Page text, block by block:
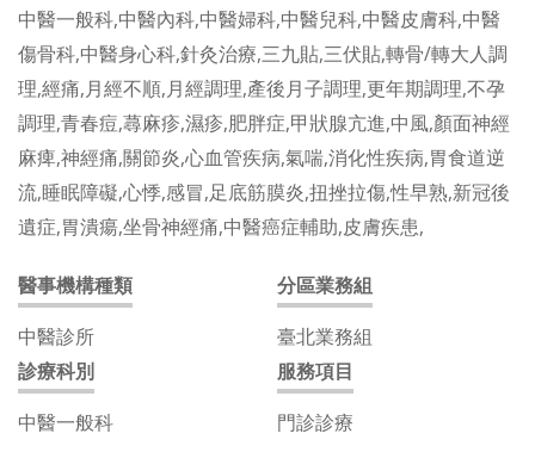
中醫一般科,中醫內科,中醫婦科,中醫兒科,中醫皮膚科,中醫
傷骨科,中醫身心科,針灸治療,三九貼,三伏貼,轉骨/轉大人調
理,經痛,月經不順,月經調理,產後月子調理,更年期調理,不孕
調理,青春痘,蕁麻疹,濕疹,肥胖症,甲狀腺亢進,中風,顏面神經
麻痺,神經痛,關節炎,心血管疾病,氣喘,消化性疾病,胃食道逆
流,睡眠障礙,心悸,感冒,足底筋膜炎,扭挫拉傷,性早熟,新冠後
遺症,胃潰瘍,坐骨神經痛,中醫癌症輔助,皮膚疾患,
醫事機構種類
中醫診所
分區業務組
臺北業務組
診療科別
中醫一般科
服務項目
門診診療